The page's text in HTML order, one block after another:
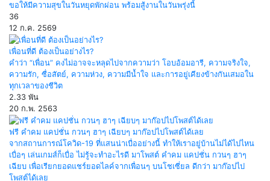
ขอให้มีความสุขในวันหยุดพักผ่อน พร้อมสู้งานในวันพรุ่งนี้
36
12 ก.ค. 2569
เพื่อนที่ดี ต้องเป็นอย่างไร?
คำว่า “เพื่อน” คงไม่อาจจะหลุดไปจากความว่า โอบอ้อมอารี, ความจริงใจ,
ความรัก, ซื่อสัตย์, ความห่วง, ความมีน้ำใจ และการอยู่เคียงข้างกันเสมอใน
ทุกเวลาของชีวิต
2.33 พัน
20 ก.พ. 2563
ฟรี คำคม แคปชั่น กวนๆ ฮาๆ เฉียบๆ มาก๊อปไปโพสต์ได้เลย
จากสถานการณ์โควิด-19 ที่แสนน่าเบื่ออย่างนี้ ทำให้เราอยู่บ้านไม่ได้ไปไหน
เบื่อๆ เล่นเกมส์ก็เบื่อ ไม่รู้จะทำอะไรดี มาโพสต์ คำคม แคปชั่น กวนๆ ฮาๆ
เฉียบ เพื่อเรียกยอดแชร์ยอดไลค์จากเพื่อนๆ บนโชเซี่ยล ดีกว่า มาก๊อปไป
โพสต์ได้เลย